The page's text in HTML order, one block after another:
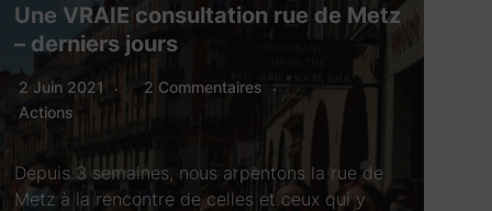
Une VRAIE consultation rue de Metz
– derniers jours
2 Juin 2021
2 Commentaires
Actions
Depuis 3 semaines, nous arpentons la rue de
Metz à la rencontre de celles et ceux qui y